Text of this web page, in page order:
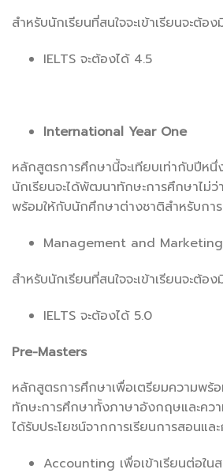
สำหรับนักเรียนที่สนใจจะเข้าเรียนจะต้
IELTS จะต้องได้ 4.5
International Year One
หลักสูตรการศึกษานี้จะเทียบเท่ากับปีห
นักเรียนจะได้พัฒนาทักษะการศึกษาไม่
พร้อมให้กับนักศึกษาต่างชาติสำหรับก
Management and Marketing
สำหรับนักเรียนที่สนใจจะเข้าเรียนจะต้
IELTS จะต้องได้ 5.0
Pre-Masters
หลักสูตรการศึกษาเพื่อเตรียมความพร้
ทักษะการศึกษาทั้งภาษาอังกฤษและคว
ได้รับประโยชน์จากการเรียนการสอน
Accounting เพื่อเข้าเรียนต่อใ